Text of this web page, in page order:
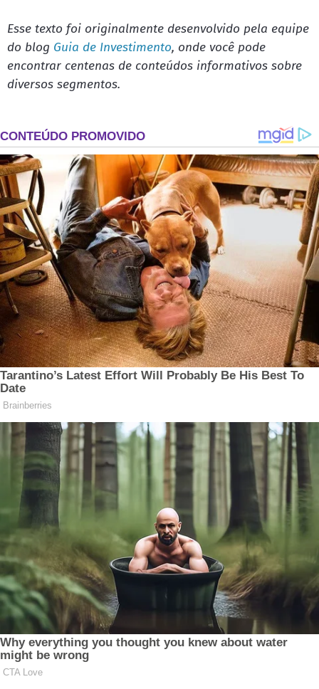
Esse texto foi originalmente desenvolvido pela equipe
do blog Guia de Investimento, onde você pode
encontrar centenas de conteúdos informativos sobre
diversos segmentos.